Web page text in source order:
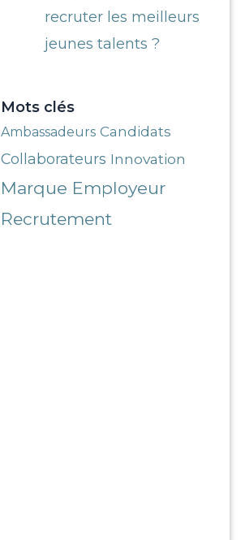
recruter les meilleurs
jeunes talents ?
Mots clés
Ambassadeurs Candidats
Collaborateurs Innovation
Marque Employeur
Recrutement